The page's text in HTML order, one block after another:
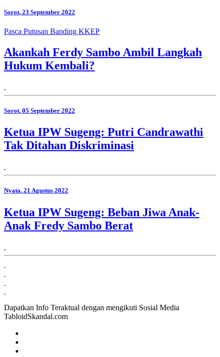
Sorot, 23 September 2022
Pasca Putusan Banding KKEP
Akankah Ferdy Sambo Ambil Langkah
Hukum Kembali?
Sorot, 05 September 2022
Ketua IPW Sugeng: Putri Candrawathi
Tak Ditahan Diskriminasi
Nyata, 21 Agustus 2022
Ketua IPW Sugeng: Beban Jiwa Anak-
Anak Fredy Sambo Berat
Dapatkan Info Teraktual dengan mengikuti Sosial Media
TabloidSkandal.com